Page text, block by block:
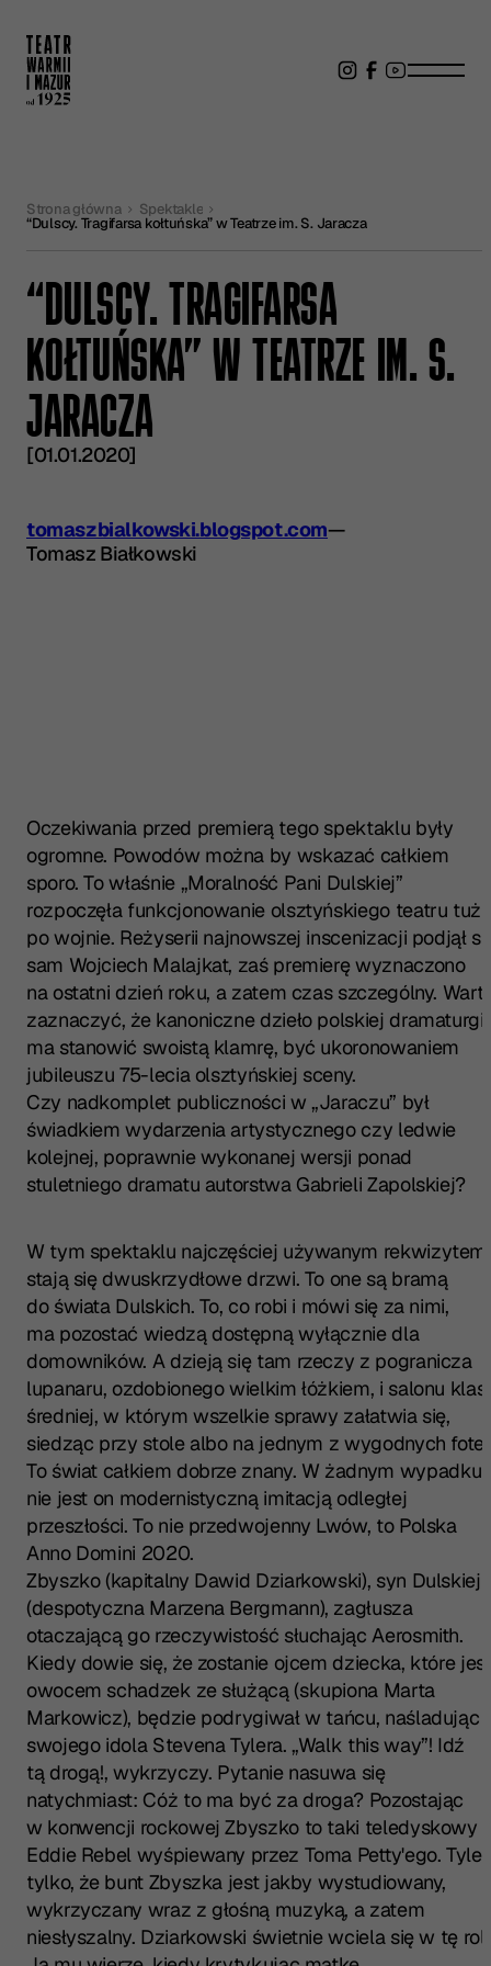
Strona główna Spektakle
“Dulscy. Tragifarsa kołtuńska” w Teatrze im. S. Jaracza
“DULSCY. TRAGIFARSA
KOŁTUŃSKA” W TEATRZE IM. S.
JARACZA
[01.01.2020]
tomaszbialkowski.blogspot.com—
Tomasz Białkowski
Oczekiwania przed premierą tego spektaklu były
ogromne. Powodów można by wskazać całkiem
sporo. To właśnie „Moralność Pani Dulskiej”
rozpoczęła funkcjonowanie olsztyńskiego teatru tuż
po wojnie. Reżyserii najnowszej inscenizacji podjął
sam Wojciech Malajkat, zaś premierę wyznaczono
na ostatni dzień roku, a zatem czas szczególny.
zaznaczyć, że kanoniczne dzieło polskiej dramaturgii
ma stanowić swoistą klamrę, być ukoronowaniem
jubileuszu 75-lecia olsztyńskiej sceny.
Czy nadkomplet publiczności w „Jaraczu” był
świadkiem wydarzenia artystycznego czy ledwie
kolejnej, poprawnie wykonanej wersji ponad
stuletniego dramatu autorstwa Gabrieli Zapolskiej?
W tym spektaklu najczęściej używanym rekwizytem
stają się dwuskrzydłowe drzwi. To one są bramą
do świata Dulskich. To, co robi i mówi się za nimi,
ma pozostać wiedzą dostępną wyłącznie dla
domowników. A dzieją się tam rzeczy z pogranicza
lupanaru, ozdobionego wielkim łóżkiem, i salonu
średniej, w którym wszelkie sprawy załatwia się,
siedząc przy stole albo na jednym z wygodnych
To świat całkiem dobrze znany. W żadnym wypadku
nie jest on modernistyczną imitacją odległej
przeszłości. To nie przedwojenny Lwów, to Polska
Anno Domini 2020.
Zbyszko (kapitalny Dawid Dziarkowski), syn Dulskiej
(despotyczna Marzena Bergmann), zagłusza
otaczającą go rzeczywistość słuchając Aerosmith.
Kiedy dowie się, że zostanie ojcem dziecka, które jest
owocem schadzek ze służącą (skupiona Marta
Markowicz), będzie podrygiwał w tańcu, naśladując
swojego idola Stevena Tylera. „Walk this way”! Idź
tą drogą!, wykrzyczy. Pytanie nasuwa się
natychmiast: Cóż to ma być za droga? Pozostając
w konwencji rockowej Zbyszko to taki teledyskowy
Eddie Rebel wyśpiewany przez Toma Petty'ego. Tyle
tylko, że bunt Zbyszka jest jakby wystudiowany,
wykrzyczany wraz z głośną muzyką, a zatem
niesłyszalny. Dziarkowski świetnie wciela się w tę